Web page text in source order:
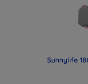
Sunnylife